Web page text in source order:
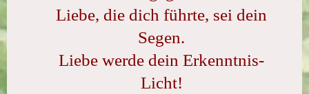
Liebe, die dich führte, sei dein
Segen.
Liebe werde dein Erkenntnis-
Licht!